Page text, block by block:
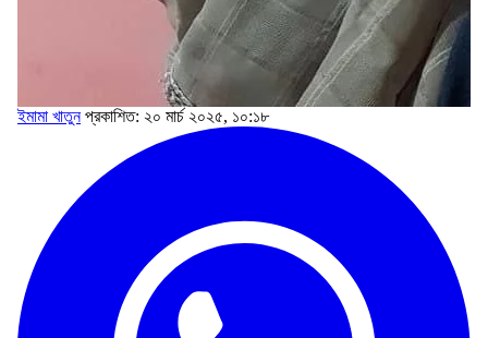
ইমামা খাতুন প্রকাশিত: ২০ মার্চ ২০২৫, ১০:১৮